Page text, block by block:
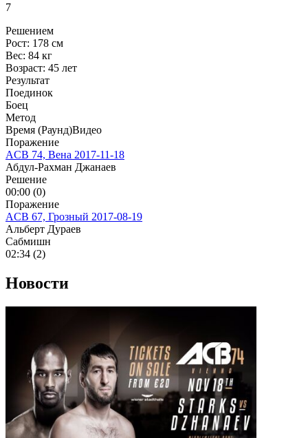
7
Решением
Рост: 178 см
Вес: 84 кг
Возраст: 45 лет
Результат
Поединок
Боец
Метод
Время (Раунд)Видео
Поражение
ACB 74, Вена 2017-11-18
Абдул-Рахман Джанаев
Решение
00:00 (0)
Поражение
ACB 67, Грозный 2017-08-19
Альберт Дураев
Сабмишн
02:34 (2)
Новости